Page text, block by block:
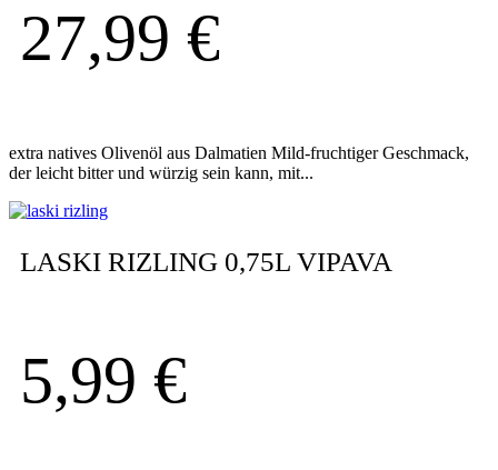
27,99 €
extra natives Olivenöl aus Dalmatien Mild-fruchtiger Geschmack,
der leicht bitter und würzig sein kann, mit...
LASKI RIZLING 0,75L VIPAVA
5,99 €